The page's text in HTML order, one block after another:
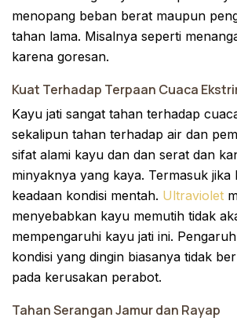
menopang beban berat maupun
tahan lama. Misalnya seperti
karena goresan.
Kuat Terhadap Terpaan Cuaca
Kayu jati sangat tahan terhadap
sekalipun tahan terhadap air dan
sifat alami kayu dan dan serat dan
minyaknya yang kaya. Termasuk jika
keadaan kondisi mentah. Ultraviolet
menyebabkan kayu memutih tidak
mempengaruhi kayu jati ini.
kondisi yang dingin biasanya tidak
pada kerusakan perabot.
Tahan Serangan Jamur dan Rayap